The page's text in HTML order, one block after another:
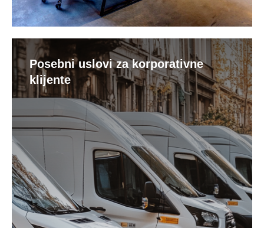
Posebni uslovi za korporativne
klijente